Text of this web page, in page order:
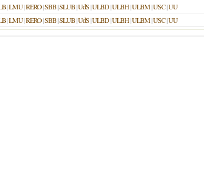
|LMU|RERO|SBB|SLUB|UdS|ULBD|ULBH|ULBM|USC|UU
|LMU|RERO|SBB|SLUB|UdS|ULBD|ULBH|ULBM|USC|UU